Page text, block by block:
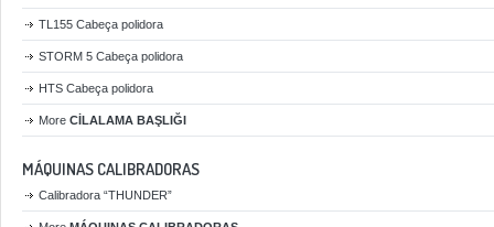
TL155 Cabeça polidora
STORM 5 Cabeça polidora
HTS Cabeça polidora
More CİLALAMA BAŞLIĞI
MÁQUINAS CALIBRADORAS
Calibradora “THUNDER”